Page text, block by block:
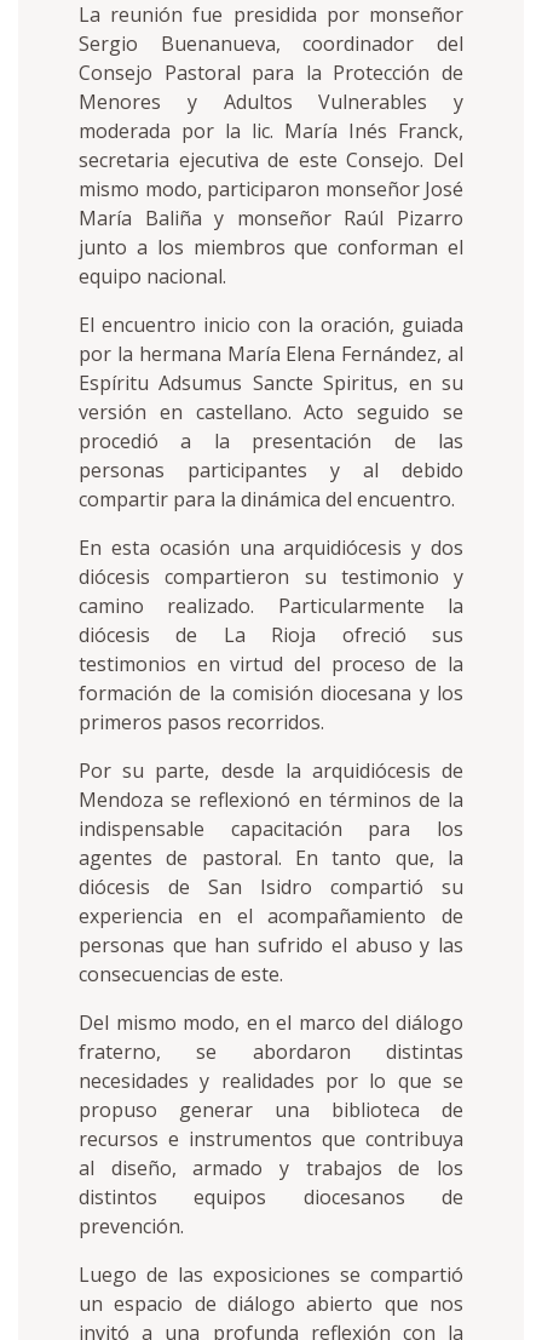
La reunión fue presidida por monseñor
Sergio Buenanueva, coordinador del
Consejo Pastoral para la Protección de
Menores y Adultos Vulnerables y
moderada por la lic. María Inés Franck,
secretaria ejecutiva de este Consejo. Del
mismo modo, participaron monseñor José
María Baliña y monseñor Raúl Pizarro
junto a los miembros que conforman el
equipo nacional.
El encuentro inicio con la oración, guiada
por la hermana María Elena Fernández, al
Espíritu Adsumus Sancte Spiritus, en su
versión en castellano. Acto seguido se
procedió a la presentación de las
personas participantes y al debido
compartir para la dinámica del encuentro.
En esta ocasión una arquidiócesis y dos
diócesis compartieron su testimonio y
camino realizado. Particularmente la
diócesis de La Rioja ofreció sus
testimonios en virtud del proceso de la
formación de la comisión diocesana y los
primeros pasos recorridos.
Por su parte, desde la arquidiócesis de
Mendoza se reflexionó en términos de la
indispensable capacitación para los
agentes de pastoral. En tanto que, la
diócesis de San Isidro compartió su
experiencia en el acompañamiento de
personas que han sufrido el abuso y las
consecuencias de este.
Del mismo modo, en el marco del diálogo
fraterno, se abordaron distintas
necesidades y realidades por lo que se
propuso generar una biblioteca de
recursos e instrumentos que contribuya
al diseño, armado y trabajos de los
distintos equipos diocesanos de
prevención.
Luego de las exposiciones se compartió
un espacio de diálogo abierto que nos
invitó a una profunda reflexión con la